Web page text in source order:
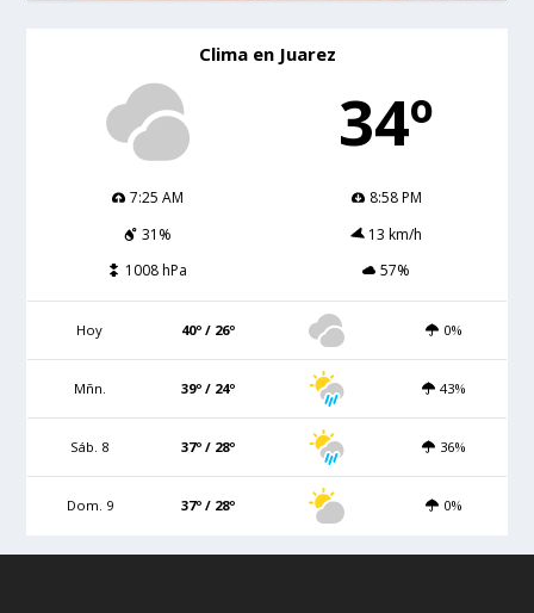
Clima en Juarez
34º
7:25 AM
8:58 PM
31%
13 km/h
1008 hPa
57%
Hoy 40º / 26º 0%
Mñn. 39º / 24º 43%
Sáb. 8 37º / 28º 36%
Dom. 9 37º / 28º 0%